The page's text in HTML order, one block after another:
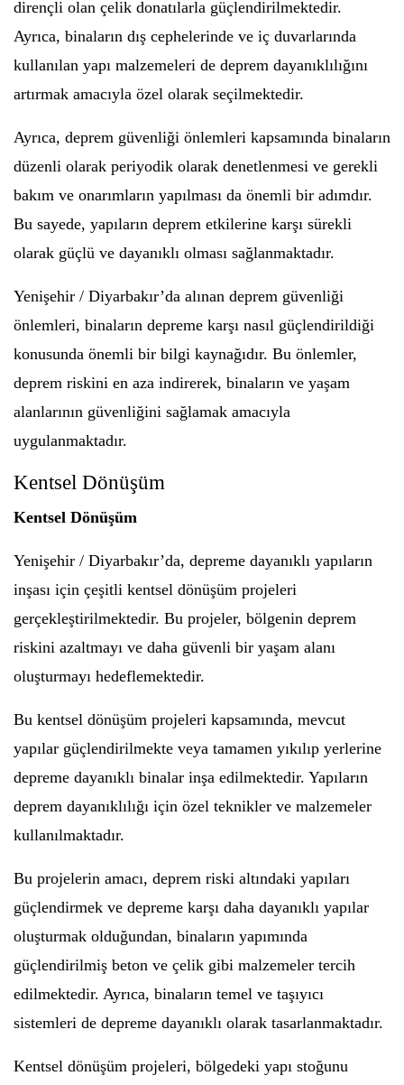
dirençli olan çelik donatılarla güçlendirilmektedir.
Ayrıca, binaların dış cephelerinde ve iç duvarlarında
kullanılan yapı malzemeleri de deprem dayanıklılığını
artırmak amacıyla özel olarak seçilmektedir.
Ayrıca, deprem güvenliği önlemleri kapsamında binaların
düzenli olarak periyodik olarak denetlenmesi ve gerekli
bakım ve onarımların yapılması da önemli bir adımdır.
Bu sayede, yapıların deprem etkilerine karşı sürekli
olarak güçlü ve dayanıklı olması sağlanmaktadır.
Yenişehir / Diyarbakır’da alınan deprem güvenliği
önlemleri, binaların depreme karşı nasıl güçlendirildiği
konusunda önemli bir bilgi kaynağıdır. Bu önlemler,
deprem riskini en aza indirerek, binaların ve yaşam
alanlarının güvenliğini sağlamak amacıyla
uygulanmaktadır.
Kentsel Dönüşüm
Kentsel Dönüşüm
Yenişehir / Diyarbakır’da, depreme dayanıklı yapıların
inşası için çeşitli kentsel dönüşüm projeleri
gerçekleştirilmektedir. Bu projeler, bölgenin deprem
riskini azaltmayı ve daha güvenli bir yaşam alanı
oluşturmayı hedeflemektedir.
Bu kentsel dönüşüm projeleri kapsamında, mevcut
yapılar güçlendirilmekte veya tamamen yıkılıp yerlerine
depreme dayanıklı binalar inşa edilmektedir. Yapıların
deprem dayanıklılığı için özel teknikler ve malzemeler
kullanılmaktadır.
Bu projelerin amacı, deprem riski altındaki yapıları
güçlendirmek ve depreme karşı daha dayanıklı yapılar
oluşturmak olduğundan, binaların yapımında
güçlendirilmiş beton ve çelik gibi malzemeler tercih
edilmektedir. Ayrıca, binaların temel ve taşıyıcı
sistemleri de depreme dayanıklı olarak tasarlanmaktadır.
Kentsel dönüşüm projeleri, bölgedeki yapı stoğunu